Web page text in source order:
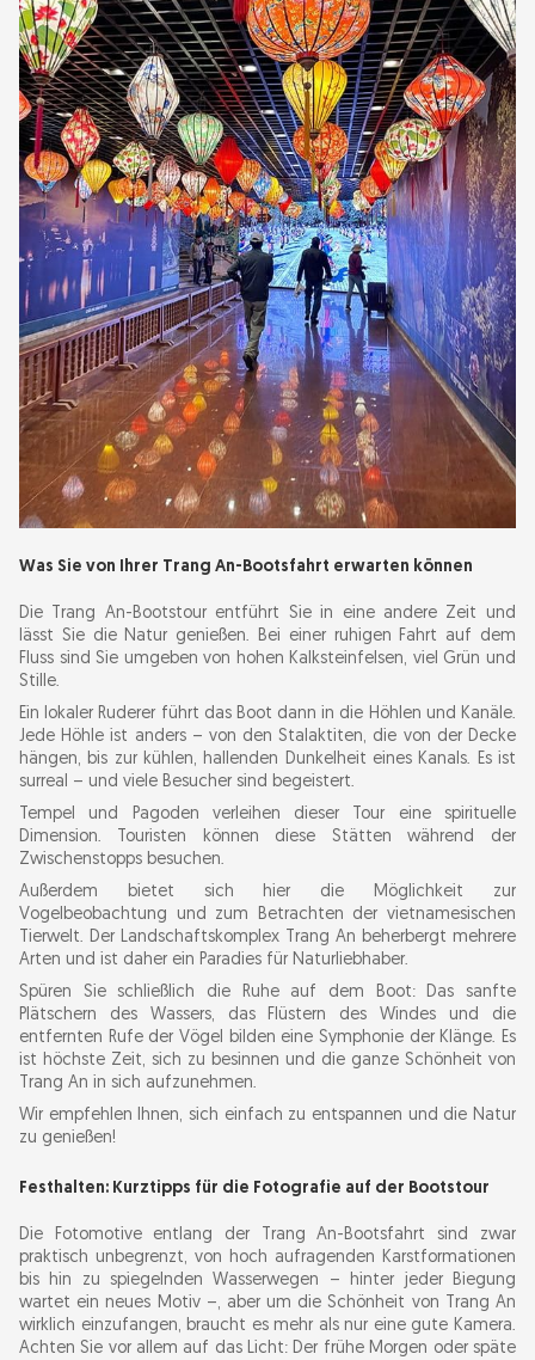
Was Sie von Ihrer Trang An-Bootsfahrt erwarten können
Die Trang An-Bootstour entführt Sie in eine andere Zeit und
lässt Sie die Natur genießen. Bei einer ruhigen Fahrt auf dem
Fluss sind Sie umgeben von hohen Kalksteinfelsen, viel Grün und
Stille.
Ein lokaler Ruderer führt das Boot dann in die Höhlen und Kanäle.
Jede Höhle ist anders – von den Stalaktiten, die von der Decke
hängen, bis zur kühlen, hallenden Dunkelheit eines Kanals. Es ist
surreal – und viele Besucher sind begeistert.
Tempel und Pagoden verleihen dieser Tour eine spirituelle
Dimension. Touristen können diese Stätten während der
Zwischenstopps besuchen.
Außerdem bietet sich hier die Möglichkeit zur
Vogelbeobachtung und zum Betrachten der vietnamesischen
Tierwelt. Der Landschaftskomplex Trang An beherbergt mehrere
Arten und ist daher ein Paradies für Naturliebhaber.
Spüren Sie schließlich die Ruhe auf dem Boot: Das sanfte
Plätschern des Wassers, das Flüstern des Windes und die
entfernten Rufe der Vögel bilden eine Symphonie der Klänge. Es
ist höchste Zeit, sich zu besinnen und die ganze Schönheit von
Trang An in sich aufzunehmen.
Wir empfehlen Ihnen, sich einfach zu entspannen und die Natur
zu genießen!
Festhalten: Kurztipps für die Fotografie auf der Bootstour
Die Fotomotive entlang der Trang An-Bootsfahrt sind zwar
praktisch unbegrenzt, von hoch aufragenden Karstformationen
bis hin zu spiegelnden Wasserwegen – hinter jeder Biegung
wartet ein neues Motiv –, aber um die Schönheit von Trang An
wirklich einzufangen, braucht es mehr als nur eine gute Kamera.
Achten Sie vor allem auf das Licht: Der frühe Morgen oder späte